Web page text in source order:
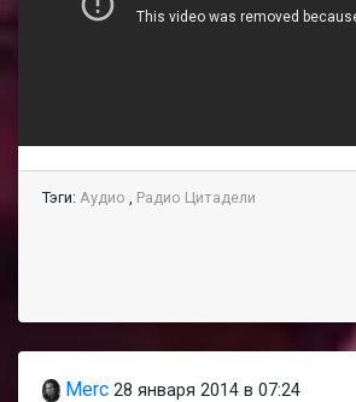
Тэги: Аудио Радио Цитадели
Merc 28 января 2014 в 07:24